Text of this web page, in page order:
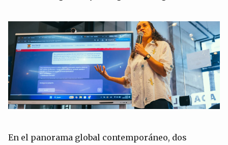
En el panorama global contemporáneo, dos